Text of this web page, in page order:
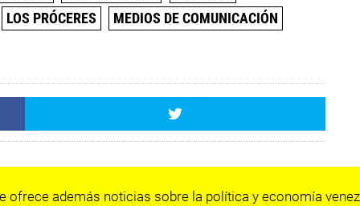
LOS PRÓCERES
MEDIOS DE COMUNICACIÓN
ofrece además noticias sobre la política y economía